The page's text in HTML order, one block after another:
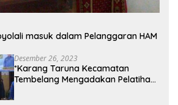
masuk dalam Pelanggaran HAM
Desember 26, 2023
*Karang Taruna Kecamatan
Tembelang Mengadakan Pelatihan